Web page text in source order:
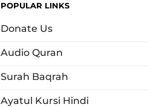
POPULAR LINKS
Donate Us
Audio Quran
Surah Baqrah
Ayatul Kursi Hindi